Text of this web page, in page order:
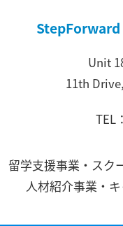
Unit
11th
TEL
留学支援事業・スク
人材紹介事業・